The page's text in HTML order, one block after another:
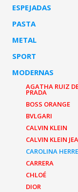
ESPEJADAS
PASTA
METAL
SPORT
MODERNAS
AGATHA RUIZ
PRADA
BOSS ORANGE
BVLGARI
CALVIN KLEIN
CALVIN KLEIN
CAROLINA
CARRERA
CHLOÉ
DIOR